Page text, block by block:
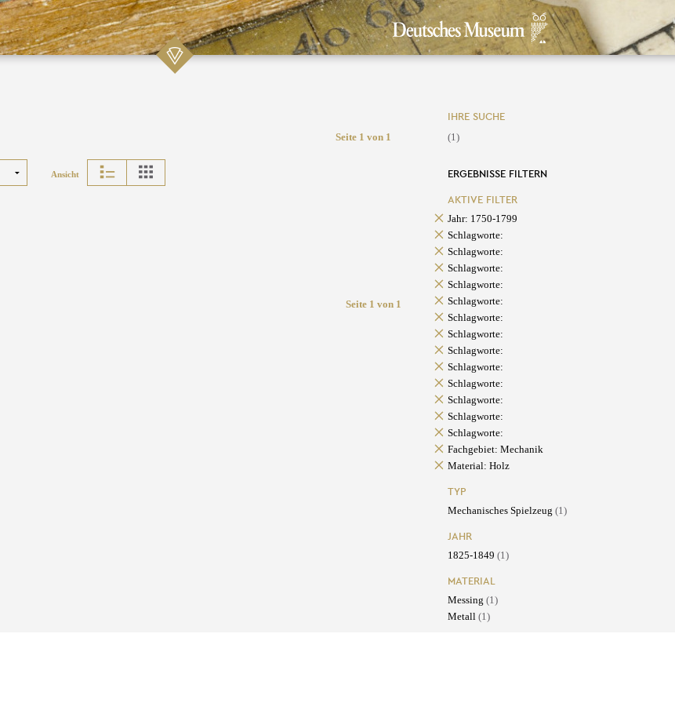
Seite 1 von 1
Ansicht
Seite 1 von 1
IHRE SUCHE
(1)
ERGEBNISSE FILTERN
AKTIVE FILTER
Jahr: 1750-1799
Schlagworte:
Schlagworte:
Schlagworte:
Schlagworte:
Schlagworte:
Schlagworte:
Schlagworte:
Schlagworte:
Schlagworte:
Schlagworte:
Schlagworte:
Schlagworte:
Schlagworte:
Fachgebiet: Mechanik
Material: Holz
TYP
Mechanisches Spielzeug (1)
JAHR
1825-1849 (1)
MATERIAL
Messing (1)
Metall (1)